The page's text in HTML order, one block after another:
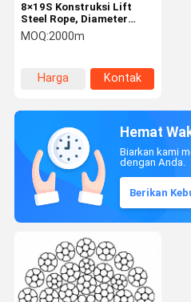
8×19S Konstruksi Lift
Steel Rope, Diameter
8mm, Fiber Core,
1620/1770N/mm2
MOQ:2000m
Harga
Kontak
Hemat
Biarkan kami
dengan Anda.
Berikan